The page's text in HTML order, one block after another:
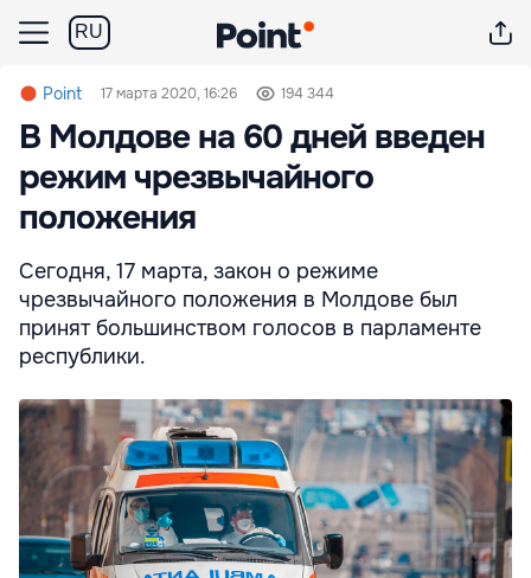
RU
Point 17 марта 2020, 16:26 194 344
В Молдове на 60 дней введен
режим чрезвычайного
положения
Сегодня, 17 марта, закон о режиме
чрезвычайного положения в Молдове был
принят большинством голосов в парламенте
республики.